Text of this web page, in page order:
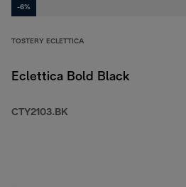
-6%
TOSTERY ECLETTICA
Eclettica Bold Black
CTY2103.BK